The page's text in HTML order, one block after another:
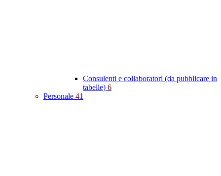
Consulenti e collaboratori (da pubblicare in
tabelle) 6
Personale 41